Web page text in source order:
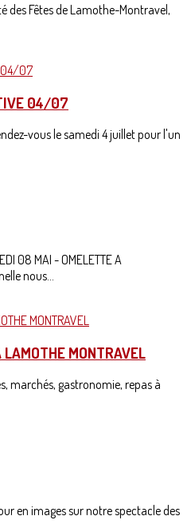
des Fêtes de Lamothe-Montravel,
04/07
vous le samedi 4 juillet pour l'un
08 MAI - OMELETTE A
nous...
MONTRAVEL
marchés, gastronomie, repas à
en images sur notre spectacle des